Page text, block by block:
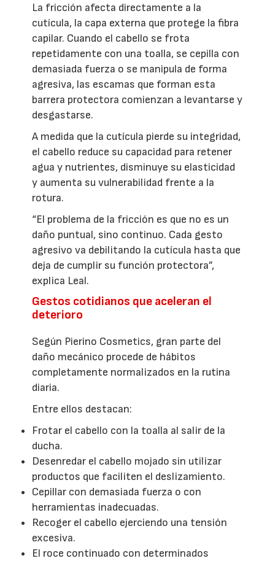
La fricción afecta directamente a la
cutícula, la capa externa que protege la fibra
capilar. Cuando el cabello se frota
repetidamente con una toalla, se cepilla con
demasiada fuerza o se manipula de forma
agresiva, las escamas que forman esta
barrera protectora comienzan a levantarse y
desgastarse.
A medida que la cutícula pierde su integridad,
el cabello reduce su capacidad para retener
agua y nutrientes, disminuye su elasticidad
y aumenta su vulnerabilidad frente a la
rotura.
“El problema de la fricción es que no es un
daño puntual, sino continuo. Cada gesto
agresivo va debilitando la cutícula hasta que
deja de cumplir su función protectora”,
explica Leal.
Gestos cotidianos que aceleran el
deterioro
Según Pierino Cosmetics, gran parte del
daño mecánico procede de hábitos
completamente normalizados en la rutina
diaria.
Entre ellos destacan:
Frotar el cabello con la toalla al salir de la
ducha.
Desenredar el cabello mojado sin utilizar
productos que faciliten el deslizamiento.
Cepillar con demasiada fuerza o con
herramientas inadecuadas.
Recoger el cabello ejerciendo una tensión
excesiva.
El roce continuado con determinados